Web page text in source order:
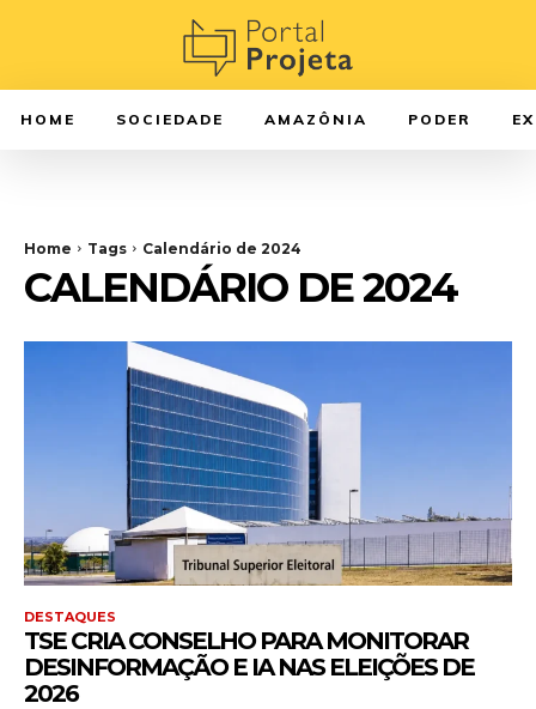
HOME SOCIEDADE AMAZÔNIA PODER
Home Tags Calendário de 2024
CALENDÁRIO DE 2024
DESTAQUES
TSE CRIA CONSELHO PARA MONITORAR
DESINFORMAÇÃO E IA NAS ELEIÇÕES DE
2026